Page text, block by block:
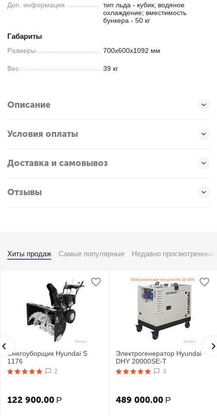
Доп. информация
тип льда - кубик; водяное
охлаждение; вместимость
бункера - 50 кг
Габариты
Размеры 700х600х1092 мм
Вес 39 кг
Описание
Условия оплаты
Доставка и самовывоз
Отзывы
Хиты продаж Самые популярные Недавно просмотренные
Снегоуборщик Hyundai S
1176
2
122 900.00 Р
Электрогенератор Hyundai
DHY 20000SE-T
3
489 000.00 Р